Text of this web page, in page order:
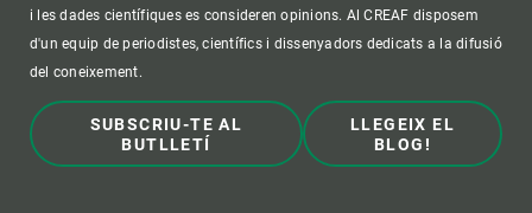
i les dades científiques es consideren opinions. Al CREAF disposem
d'un equip de periodistes, científics i dissenyadors dedicats a la difusió
del coneixement.
SUBSCRIU-TE AL
BUTLLETÍ
LLEGEIX EL
BLOG!